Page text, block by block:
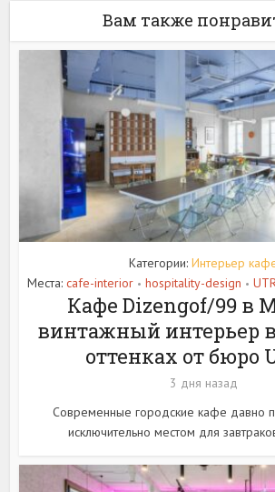
Вам также
Категории: Интерьер
Места: cafe-interior • hospitality-design •
Кафе Dizengof/99 в
винтажный интерьер
оттенках от бюро
3 дня назад
Современные городские кафе давно
исключительно местом для